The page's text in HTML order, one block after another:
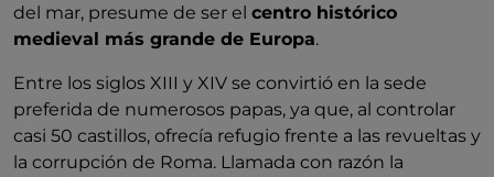
del mar, presume de ser el centro histórico
medieval más grande de Europa.
Entre los siglos XIII y XIV se convirtió en la sede
preferida de numerosos papas, ya que, al controlar
casi 50 castillos, ofrecía refugio frente a las revueltas y
la corrupción de Roma. Llamada con razón la